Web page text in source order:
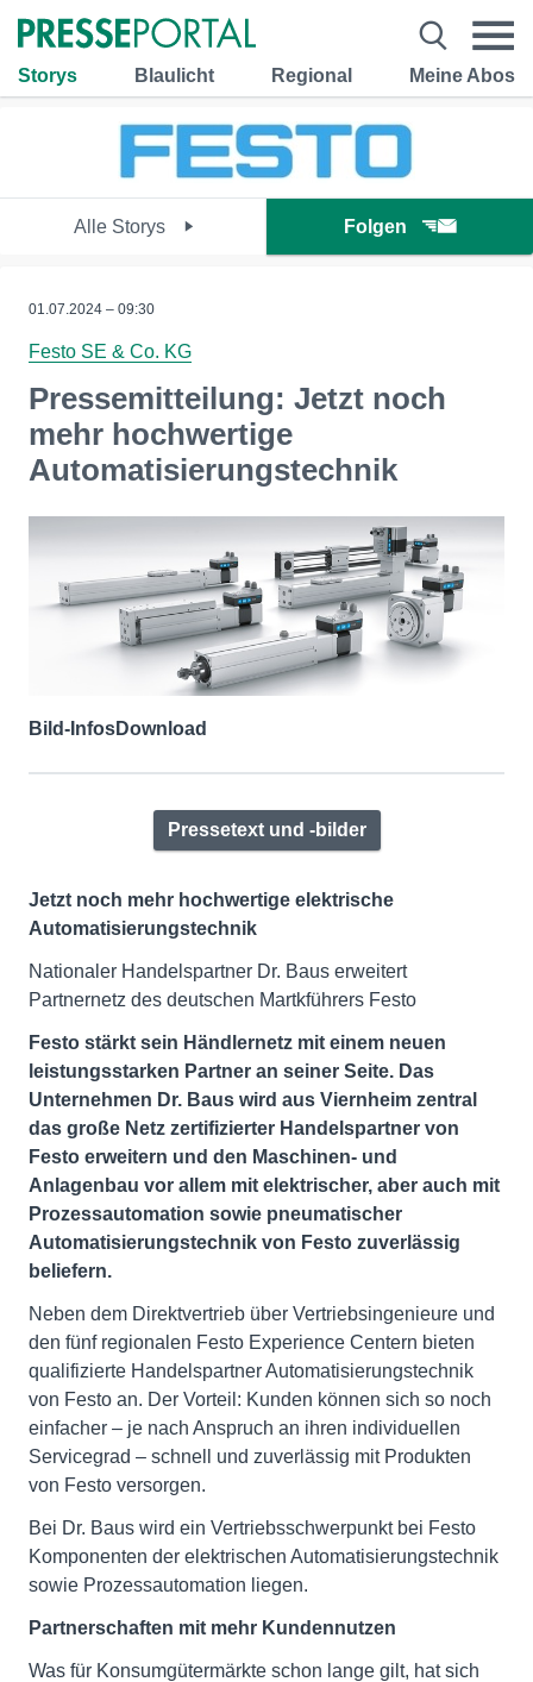
Storys Blaulicht Regional Meine Abos
Alle Storys Folgen
01.07.2024 – 09:30
Festo SE & Co. KG
Pressemitteilung: Jetzt noch
mehr hochwertige
Automatisierungstechnik
Bild-InfosDownload
Pressetext und -bilder
Jetzt noch mehr hochwertige elektrische
Automatisierungstechnik
Nationaler Handelspartner Dr. Baus erweitert
Partnernetz des deutschen Martkführers Festo
Festo stärkt sein Händlernetz mit einem neuen
leistungsstarken Partner an seiner Seite. Das
Unternehmen Dr. Baus wird aus Viernheim zentral
das große Netz zertifizierter Handelspartner von
Festo erweitern und den Maschinen- und
Anlagenbau vor allem mit elektrischer, aber auch mit
Prozessautomation sowie pneumatischer
Automatisierungstechnik von Festo zuverlässig
beliefern.
Neben dem Direktvertrieb über Vertriebsingenieure und
den fünf regionalen Festo Experience Centern bieten
qualifizierte Handelspartner Automatisierungstechnik
von Festo an. Der Vorteil: Kunden können sich so noch
einfacher – je nach Anspruch an ihren individuellen
Servicegrad – schnell und zuverlässig mit Produkten
von Festo versorgen.
Bei Dr. Baus wird ein Vertriebsschwerpunkt bei Festo
Komponenten der elektrischen Automatisierungstechnik
sowie Prozessautomation liegen.
Partnerschaften mit mehr Kundennutzen
Was für Konsumgütermärkte schon lange gilt, hat sich